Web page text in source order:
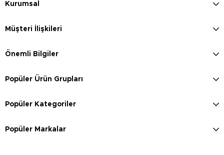
Kurumsal
Müşteri İlişkileri
Önemli Bilgiler
Popüler Ürün Grupları
Popüler Kategoriler
Popüler Markalar